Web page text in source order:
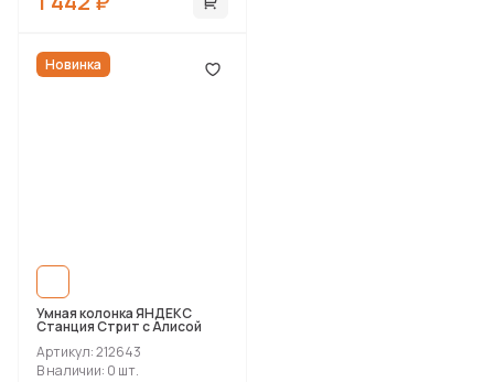
Новинка
Умная колонка ЯНДЕКС
Станция Стрит с Алисой
Артикул: 212643
В наличии: 0 шт.